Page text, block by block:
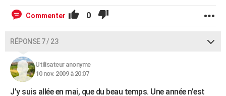
Commenter 0
RÉPONSE 7 / 23
Utilisateur anonyme
10 nov. 2009 à 20:07
J'y suis allée en mai, que du beau temps. Une année n'est